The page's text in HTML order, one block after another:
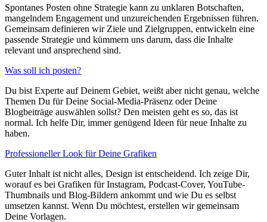
Spontanes Posten ohne Strategie kann zu unklaren Botschaften,
mangelndem Engagement und unzureichenden Ergebnissen führen.
Gemeinsam definieren wir Ziele und Zielgruppen, entwickeln eine
passende Strategie und kümmern uns darum, dass die Inhalte
relevant und ansprechend sind.
Was soll ich posten?
Du bist Experte auf Deinem Gebiet, weißt aber nicht genau, welche
Themen Du für Deine Social-Media-Präsenz oder Deine
Blogbeiträge auswählen sollst? Den meisten geht es so, das ist
normal. Ich helfe Dir, immer genügend Ideen für neue Inhalte zu
haben.
Professioneller Look für Deine Grafiken
Guter Inhalt ist nicht alles, Design ist entscheidend. Ich zeige Dir,
worauf es bei Grafiken für Instagram, Podcast-Cover, YouTube-
Thumbnails und Blog-Bildern ankommt und wie Du es selbst
umsetzen kannst. Wenn Du möchtest, erstellen wir gemeinsam
Deine Vorlagen.